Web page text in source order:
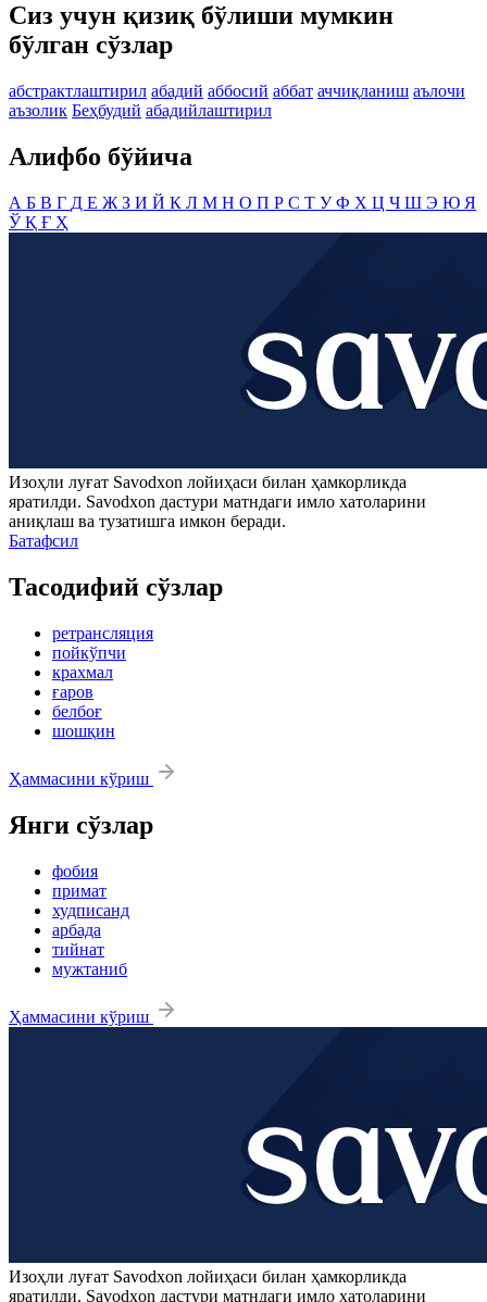
Сиз учун қизиқ бўлиши мумкин
бўлган сўзлар
абстрактлаштирил абадий аббосий аббат аччиқланиш аълочи
аъзолик Беҳбудий абадийлаштирил
Алифбо бўйича
А Б В Г Д Е Ж З И Й К Л М Н О П Р С Т УФ Х Ц Ч Ш Э Ю Я
ЎҚ Ғ Ҳ
Изоҳли луғат Savodxon лойиҳаси билан ҳамкорликда
яратилди. Savodxon дастури матндаги имло хатоларини
аниқлаш ва тузатишга имкон беради.
Батафсил
Тасодифий сўзлар
ретрансляция
пойкўпчи
крахмал
ғаров
белбоғ
шошқин
Ҳаммасини кўриш
Янги сўзлар
фобия
примат
худписанд
арбада
тийнат
мужтаниб
Ҳаммасини кўриш
Изоҳли луғат Savodxon лойиҳаси билан ҳамкорликда
яратилди. Savodxon дастури матндаги имло хатоларини